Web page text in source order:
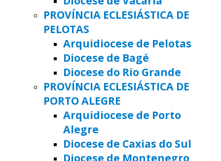
PROVÍNCIA ECLESIÁSTICA DE
PELOTAS
Arquidiocese de Pelotas
Diocese de Bagé
Diocese do Rio Grande
PROVÍNCIA ECLESIÁSTICA DE
PORTO ALEGRE
Arquidiocese de Porto
Alegre
Diocese de Caxias do Sul
Diocese de Montenegro